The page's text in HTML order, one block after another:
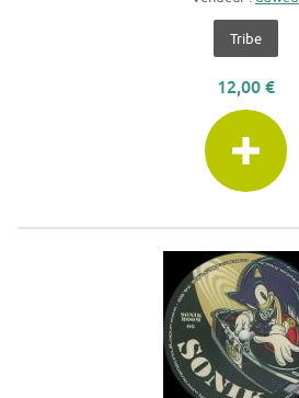
Tribe
12,00 €